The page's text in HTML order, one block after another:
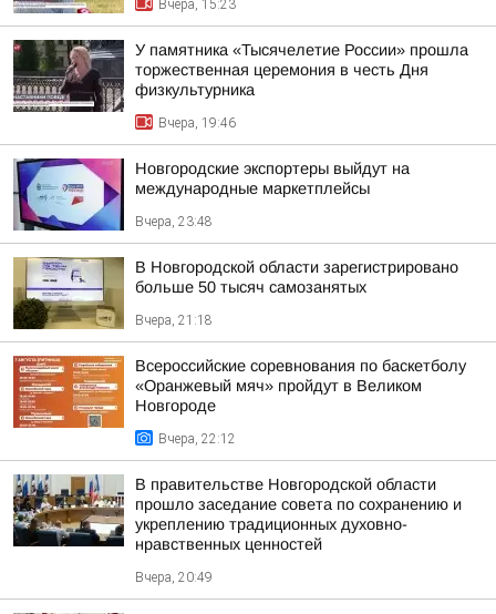
Вчера, 15:23
У памятника «Тысячелетие России» прошла
торжественная церемония в честь Дня
физкультурника
Вчера, 19:46
Новгородские экспортеры выйдут на
международные маркетплейсы
Вчера, 23:48
В Новгородской области зарегистрировано
больше 50 тысяч самозанятых
Вчера, 21:18
Всероссийские соревнования по баскетболу
«Оранжевый мяч» пройдут в Великом
Новгороде
Вчера, 22:12
В правительстве Новгородской области
прошло заседание совета по сохранению и
укреплению традиционных духовно-
нравственных ценностей
Вчера, 20:49